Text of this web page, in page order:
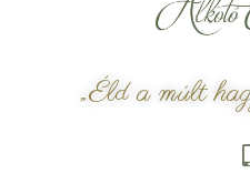
„Éld a múlt